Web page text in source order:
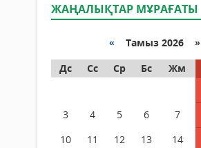
ЖАҢАЛЫҚТАР МҰРАҒАТЫ
« Тамыз 2026 »
Дс
Сс Ср Бс Жм
3
4 5 6 7
10
11 12 13 14